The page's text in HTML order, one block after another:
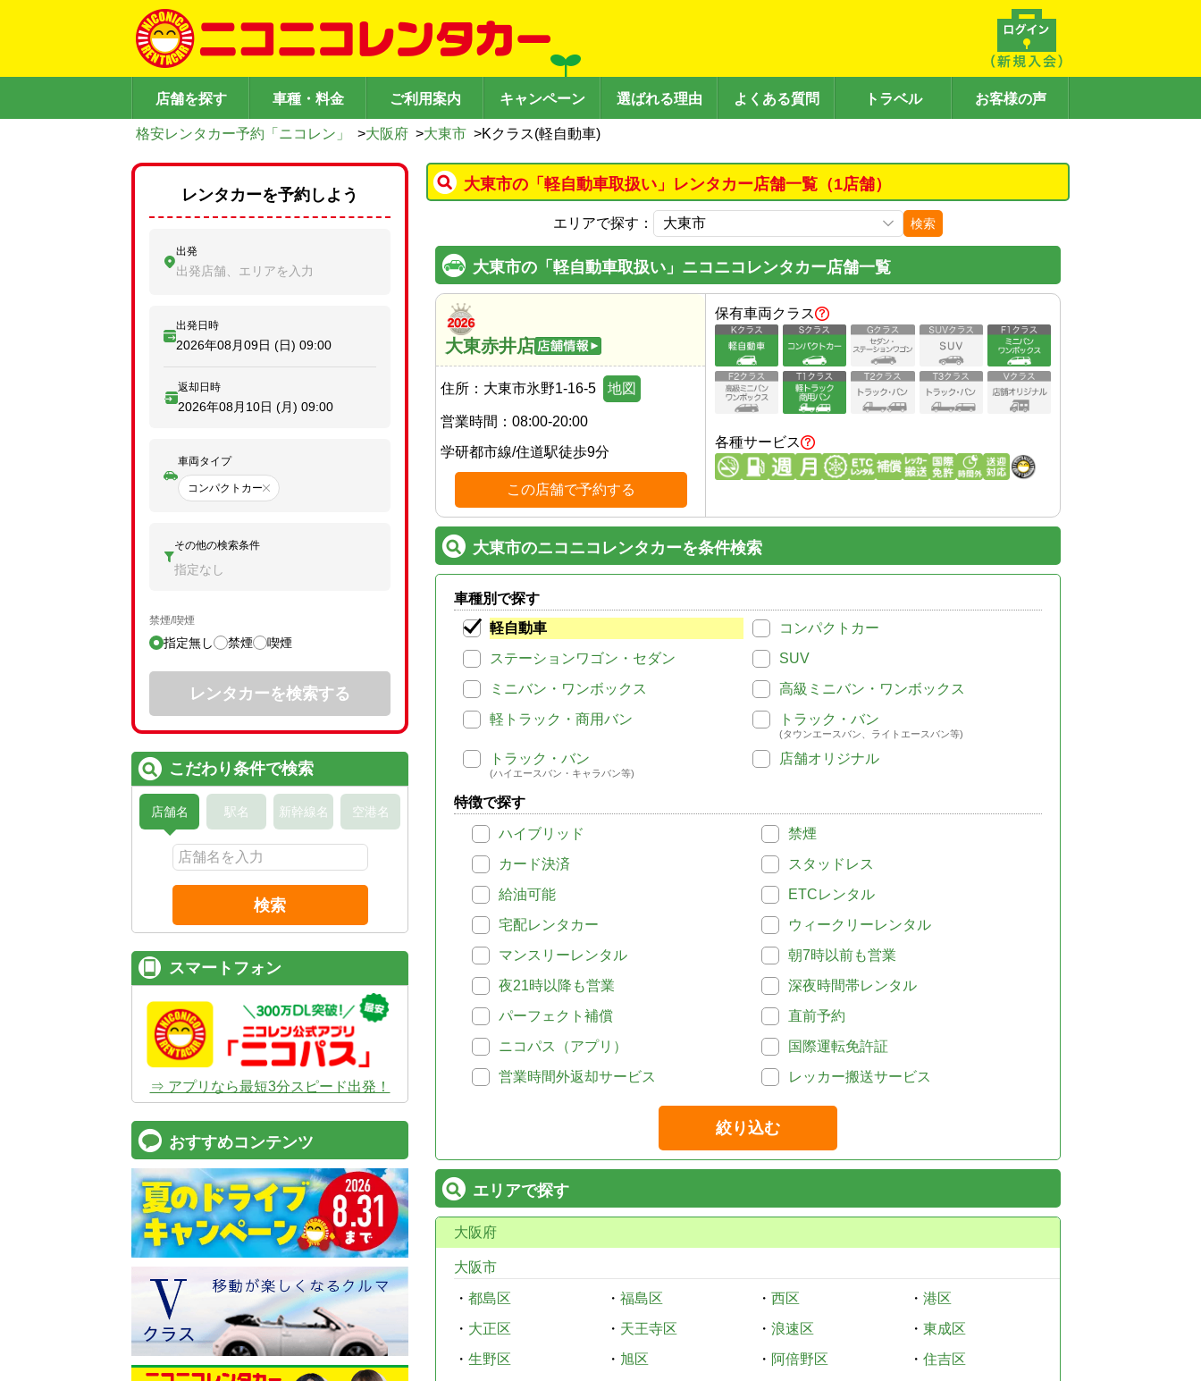
店舗を探す 車種・料金 ご利用案内 キャンペーン 選ばれる理由 よくある質問 トラベル お客様の声
格安レンタカー予約「ニコレン」 >大阪府 >大東市 >Kクラス(軽自動車)
大東市の「軽自動車取扱い」レンタカー店舗一覧（1店舗）
エリアで探す： 検索
大東市の「軽自動車取扱い」ニコニコレンタカー店舗一覧
大東赤井店
住所： 大東市氷野1-16-5 地図
営業時間： 08:00-20:00
学研都市線/住道駅徒歩9分
この店舗で予約する
保有車両クラス
各種サービス
大東市のニコニコレンタカーを条件検索
車種別で探す
軽自動車
コンパクトカー
ステーションワゴン・セダン
SUV
ミニバン・ワンボックス
高級ミニバン・ワンボックス
軽トラック・商用バン
トラック・バン
(タウンエースバン、ライトエースバン等)
トラック・バン
(ハイエースバン・キャラバン等)
店舗オリジナル
特徴で探す
ハイブリッド
禁煙
カード決済
スタッドレス
給油可能
ETCレンタル
宅配レンタカー
ウィークリーレンタル
マンスリーレンタル
朝7時以前も営業
夜21時以降も営業
深夜時間帯レンタル
パーフェクト補償
直前予約
ニコパス（アプリ）
国際運転免許証
営業時間外返却サービス
レッカー搬送サービス
絞り込む
エリアで探す
大阪府
大阪市
・ 都島区 ・ 福島区 ・ 西区 ・ 港区
・ 大正区 ・ 天王寺区 ・ 浪速区 ・ 東成区
・ 生野区 ・ 旭区 ・ 阿倍野区 ・ 住吉区
レンタカーを予約しよう
出発
出発店舗、エリアを入力
出発日時
2026年08月09日 (日) 09:00
返却日時
2026年08月10日 (月) 09:00
車両タイプ
コンパクトカー
その他の検索条件
指定なし
禁煙/喫煙
指定無し 禁煙 喫煙
レンタカーを検索する
こだわり条件で検索
店舗名 駅名 新幹線名 空港名
検索
スマートフォン
⇒ アプリなら最短3分スピード出発！
おすすめコンテンツ